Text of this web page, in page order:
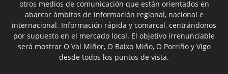
otros medios de comunicación que están orientados en
abarcar ámbitos de información regional, nacional e
internacional. Información rápida y comarcal, centrándonos
por supuesto en el mercado local. El objetivo irrenunciable
será mostrar O Val Miñor, O Baixo Miño, O Porriño y Vigo
desde todos los puntos de vista.